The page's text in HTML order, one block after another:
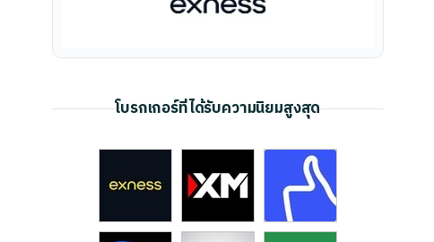
โบรกเกอร์ที่ได้รับความนิยมสูงสุด